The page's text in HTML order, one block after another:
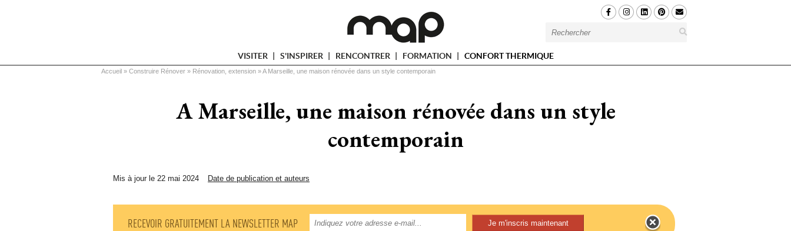
VISITER S'INSPIRER RENCONTRER FORMATION CONFORT THERMIQUE
Vous êtes ici
Accueil » Construire Rénover » Rénovation, extension » A Marseille, une maison rénovée dans un style contemporain
A Marseille, une maison rénovée dans un style
contemporain
Mis à jour le 22 mai 2024 Date de publication et auteurs
RECEVOIR GRATUITEMENT LA NEWSLETTER MAP